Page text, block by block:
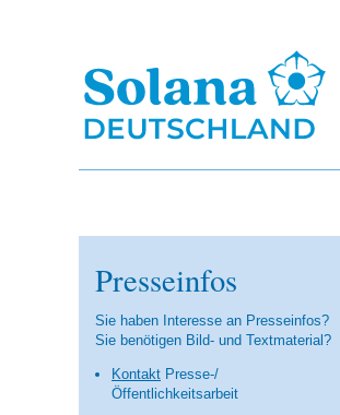
Presseinfos
Sie haben Interesse an Presseinfos?
Sie benötigen Bild- und Textmaterial?
Kontakt Presse-/
Öffent­lich­keits­arbeit